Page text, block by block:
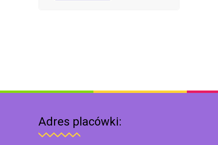
Adres placówki: